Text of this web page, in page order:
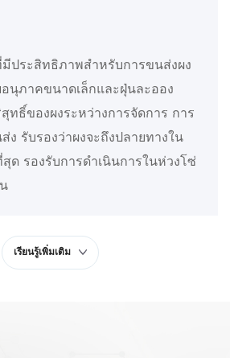
ประสิทธิภาพสำหรับการขนส่งผง
อนุภาคขนาดเล็กและฝุ่นละออง
ทธิ์ของผงระหว่างการจัดการ การ
ง รับรองว่าผงจะถึงปลายทางใน
ด รองรับการดำเนินการในห่วงโซ่
เรียนรู้เพิ่มเติม